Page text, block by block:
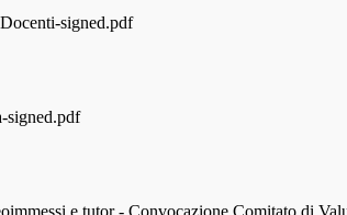
signed.pdf
signed.pdf
e tutor - Convocazione Comitato di